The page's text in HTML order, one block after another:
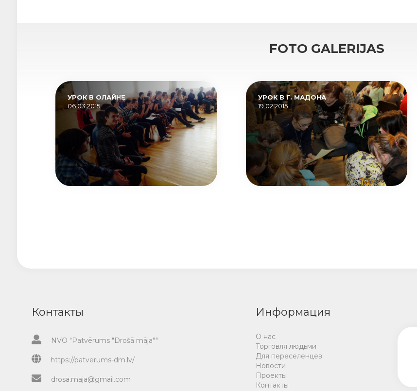
FOTO GALERIJAS
УРОК В ОЛАЙНЕ
06.03.2015.
УРОК В Г. МАДОНА
19.02.2015.
Контакты
NVO "Patvērums "Drošā māja""
https://patverums-dm.lv/
drosa.maja@gmail.com
Информация
О нас
Торговля людьми
Для переселенцев
Новости
Проекты
Контакты